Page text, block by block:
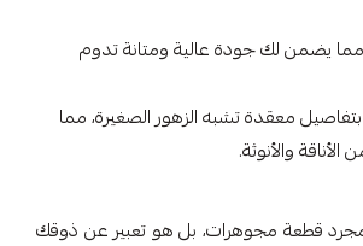
مما يضمن لك جودة عالية ومتانة تدوم
بتفاصيل معقدة تشبه الزهور الصغيرة، مما
والأنوثة.
قطعة مجوهرات، بل هو تعبير عن ذوقك